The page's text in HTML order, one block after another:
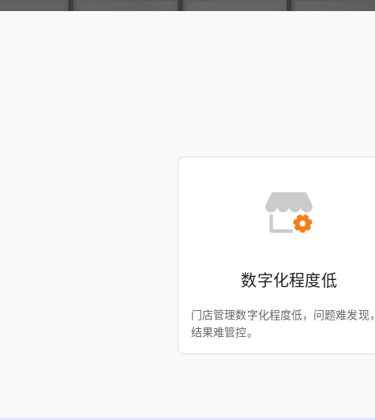
数字化程度低
门店管理数字化程度低，问题难发现，
结果难管控。